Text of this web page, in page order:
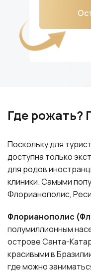
Где рожать?
Поскольку для
доступна только
для родов
клиники. Самыми
Флорианополис,
Флорианополис
полумиллионным
острове Санта-
красивыми в
где можно